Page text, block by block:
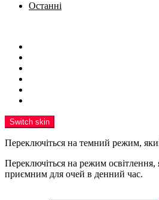
Останні
Switch skin
Переключіться на темний режим,
Переключіться на режим освітлення,
приємним для очей в денний час.